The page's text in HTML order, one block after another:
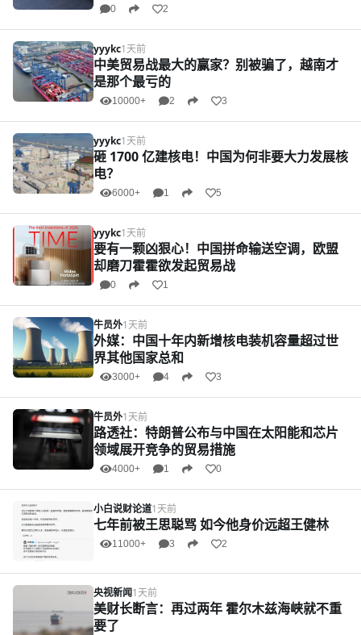
0 2
yyykc1天前
中美贸易战最大的赢家？别被骗了，越南才
是那个最亏的
10000+ 2 3
yyykc1天前
砸 1700 亿建核电！中国为何非要大力发展核
电？
6000+ 1 5
yyykc1天前
要有一颗凶狠心！中国拼命输送空调，欧盟
却磨刀霍霍欲发起贸易战
0 1
牛员外1天前
外媒：中国十年内新增核电装机容量超过世
界其他国家总和
3000+ 4 3
牛员外1天前
路透社：特朗普公布与中国在太阳能和芯片
领域展开竞争的贸易措施
4000+ 1 0
小白说财论道1天前
七年前被王思聪骂 如今他身价远超王健林
11000+ 3 2
央视新闻1天前
美财长断言：再过两年 霍尔木兹海峡就不重
要了